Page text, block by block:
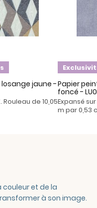
losange jaune -
Rouleau de 10,05
Papier
foncé -
Expansé
m par 0,53
couleur et de la
à son image.